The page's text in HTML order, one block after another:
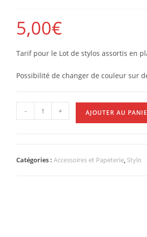
5,00€
Tarif pour le Lot de stylos assortis en
Possibilité de changer de couleur sur
- + AJOUTER AU
Catégories : Accessoires et Papeterie, Stylo